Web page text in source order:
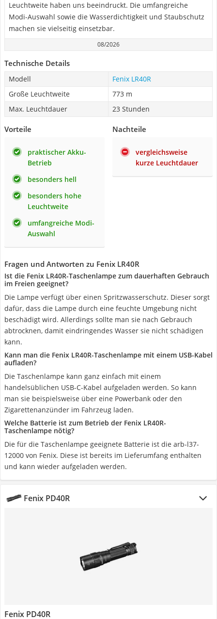
Leuchtweite haben uns beeindruckt. Die umfangreiche
Modi-Auswahl sowie die Wasserdichtigkeit und Staubschutz
machen sie vielseitig einsetzbar.
08/2026
Technische Details
Modell
Fenix LR40R
Große Leuchtweite
773 m
Max. Leuchtdauer
23 Stunden
Vorteile
praktischer Akku-
Betrieb
besonders hell
besonders hohe
Leuchtweite
umfangreiche Modi-
Auswahl
Nachteile
vergleichsweise
kurze Leuchtdauer
Fragen und Antworten zu Fenix LR40R
Ist die Fenix LR40R-Taschenlampe zum dauerhaften Gebrauch
im Freien geeignet?
Die Lampe verfügt über einen Spritzwasserschutz. Dieser sorgt
dafür, dass die Lampe durch eine feuchte Umgebung nicht
beschädigt wird. Allerdings sollte man sie nach Gebrauch
abtrocknen, damit eindringendes Wasser sie nicht schädigen
kann.
Kann man die Fenix LR40R-Taschenlampe mit einem USB-Kabel
aufladen?
Die Taschenlampe kann ganz einfach mit einem
handelsüblichen USB-C-Kabel aufgeladen werden. So kann
man sie beispielsweise über eine Powerbank oder den
Zigarettenanzünder im Fahrzeug laden.
Welche Batterie ist zum Betrieb der Fenix LR40R-
Taschenlampe nötig?
Die für die Taschenlampe geeignete Batterie ist die arb-l37-
12000 von Fenix. Diese ist bereits im Lieferumfang enthalten
und kann wieder aufgeladen werden.
Fenix PD40R
Fenix PD40R